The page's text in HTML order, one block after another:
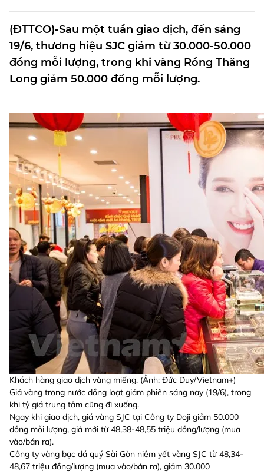
(ĐTTCO)-Sau một tuần giao dịch, đến sáng
19/6, thương hiệu SJC giảm từ 30.000-50.000
đồng mỗi lượng, trong khi vàng Rồng Thăng
Long giảm 50.000 đồng mỗi lượng.
Khách hàng giao dịch vàng miếng. (Ảnh: Đức Duy/Vietnam+)
Giá vàng trong nước đồng loạt giảm phiên sáng nay (19/6), trong
khi tỷ giá trung tâm cũng đi xuống.
Ngay khi giao dịch, giá vàng SJC tại Công ty Doji giảm 50.000
đồng mỗi lượng, giá mới từ 48,38-48,55 triệu đồng/lượng (mua
vào/bán ra).
Công ty vàng bạc đá quý Sài Gòn niêm yết vàng SJC từ 48,34-
48,67 triệu đồng/lượng (mua vào/bán ra), giảm 30.000